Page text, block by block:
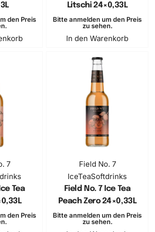
den Preis
Litschi 24×0,33L
Bitte anmelden um den Preis
zu sehen.
In den Warenkorb
7
Tea
den Preis
Field No. 7
IceTeaSoftdrinks
Field No. 7 Ice Tea
Peach Zero 24×0,33L
Bitte anmelden um den Preis
zu sehen.